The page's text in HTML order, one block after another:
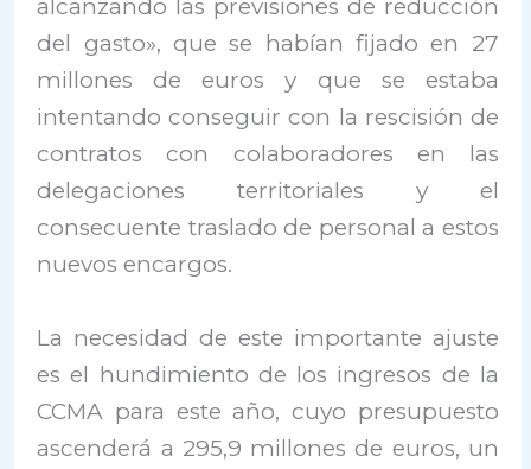
alcanzando las previsiones de reducción
del gasto», que se habían fijado en 27
millones de euros y que se estaba
intentando conseguir con la rescisión de
contratos con colaboradores en las
delegaciones territoriales y el
consecuente traslado de personal a estos
nuevos encargos.
La necesidad de este importante ajuste
es el hundimiento de los ingresos de la
CCMA para este año, cuyo presupuesto
ascenderá a 295,9 millones de euros, un